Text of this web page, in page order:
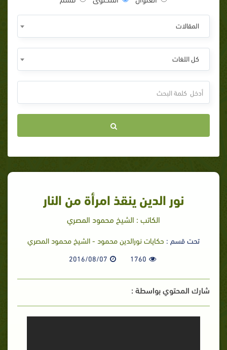
المقالات
كل اللغات
نور الدين ينقذ امرأة من النار
الكاتب : الشيخ محمود المصري
تحت قسم : حكايات نورالدين محمود - الشيخ محمود المصري
1760
2016/08/07
شارك المحتوي بواسطة :